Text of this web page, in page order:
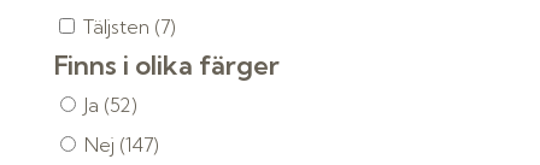
Täljsten (7)
Finns i olika färger
Ja (52)
Nej (147)